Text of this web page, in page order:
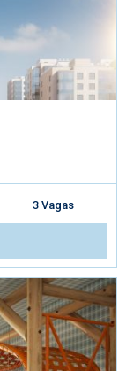
3 Vagas